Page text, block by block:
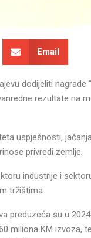
Email
dodijeliti nagrade
rezultate na
uspješnosti,
privredi zemlje.
industrije i
tržištima.
preduzeća su u
miliona KM izvoza,